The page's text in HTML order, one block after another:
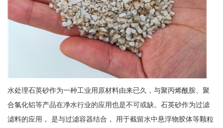
水处理石英砂作为一种工业用原材料由来已久，与聚丙烯酰胺、聚
合氯化铝等产品在净水行业的应用也是不可或缺。石英砂作为过滤
滤料的应用， 是与过滤容器结合， 用于截留水中悬浮物胶体等颗粒